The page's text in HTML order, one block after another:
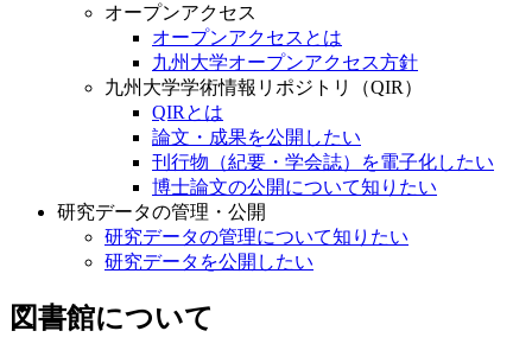
オープンアクセス
オープンアクセスとは
九州大学オープンアクセス方針
九州大学学術情報リポジトリ（QIR）
QIRとは
論文・成果を公開したい
刊行物（紀要・学会誌）を電子化したい
博士論文の公開について知りたい
研究データの管理・公開
研究データの管理について知りたい
研究データを公開したい
図書館について